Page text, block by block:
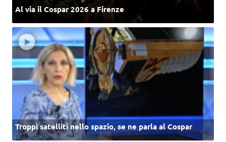
Al via il Cospar 2026 a Firenze
Troppi satelliti nello spazio, se ne parla al Cospar